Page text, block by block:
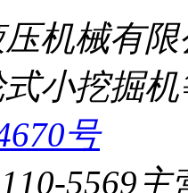
机械有
小挖掘
号
5569 主